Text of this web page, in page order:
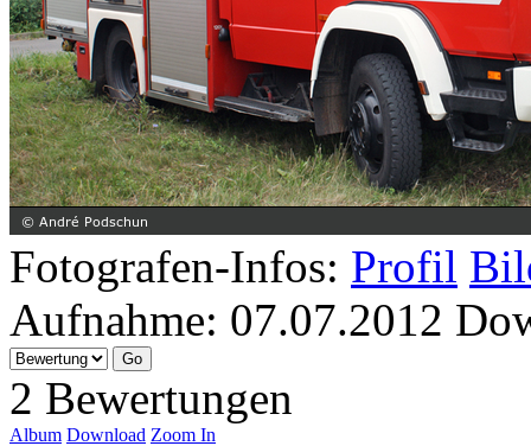
Fotografen-Infos: Profil
Aufnahme: 07.07.2012
2 Bewertungen
Album Download Zoom In